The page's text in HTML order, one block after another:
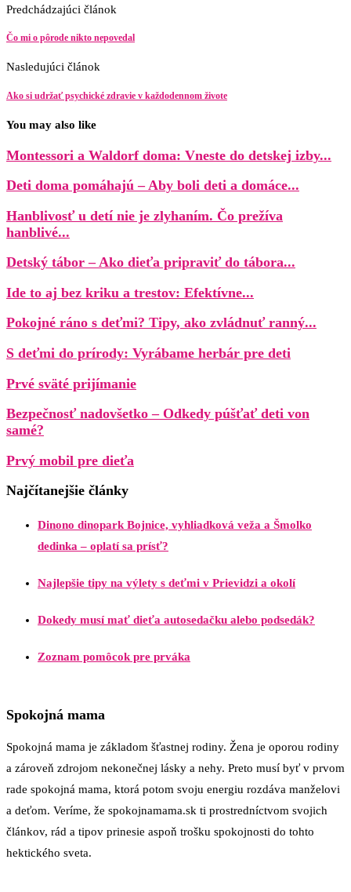
Predchádzajúci článok
Čo mi o pôrode nikto nepovedal
Nasledujúci článok
Ako si udržať psychické zdravie v každodennom živote
You may also like
Montessori a Waldorf doma: Vneste do detskej izby...
Deti doma pomáhajú – Aby boli deti a domáce...
Hanblivosť u detí nie je zlyhaním. Čo prežíva
hanblivé...
Detský tábor – Ako dieťa pripraviť do tábora...
Ide to aj bez kriku a trestov: Efektívne...
Pokojné ráno s deťmi? Tipy, ako zvládnuť ranný...
S deťmi do prírody: Vyrábame herbár pre deti
Prvé sväté prijímanie
Bezpečnosť nadovšetko – Odkedy púšťať deti von
samé?
Prvý mobil pre dieťa
Najčítanejšie články
Dinono dinopark Bojnice, vyhliadková veža a Šmolko
dedinka – oplatí sa prísť?
Najlepšie tipy na výlety s deťmi v Prievidzi a okolí
Dokedy musí mať dieťa autosedačku alebo podsedák?
Zoznam pomôcok pre prváka
Spokojná mama
Spokojná mama je základom šťastnej rodiny. Žena je oporou rodiny
a zároveň zdrojom nekonečnej lásky a nehy. Preto musí byť v prvom
rade spokojná mama, ktorá potom svoju energiu rozdáva manželovi
a deťom. Veríme, že spokojnamama.sk ti prostredníctvom svojich
článkov, rád a tipov prinesie aspoň trošku spokojnosti do tohto
hektického sveta.